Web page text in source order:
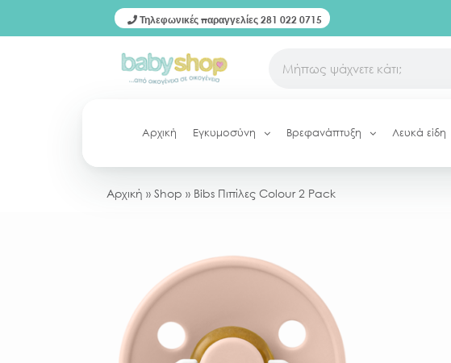
Τηλεφωνικές παραγγελίες 281 022 0715
Αρχική Εγκυμοσύνη Βρεφανάπτυξη Λευκά είδη
Αρχική » Shop » Bibs Πιπίλες Colour 2 Pack